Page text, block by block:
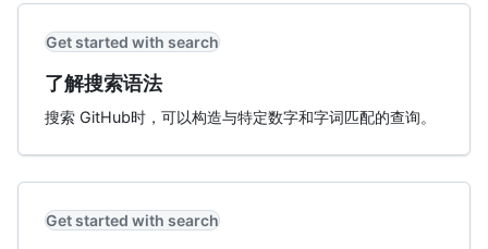
Get started with search
了解搜索语法
搜索 GitHub时，可以构造与特定数字和字词匹配的查询。
Get started with search